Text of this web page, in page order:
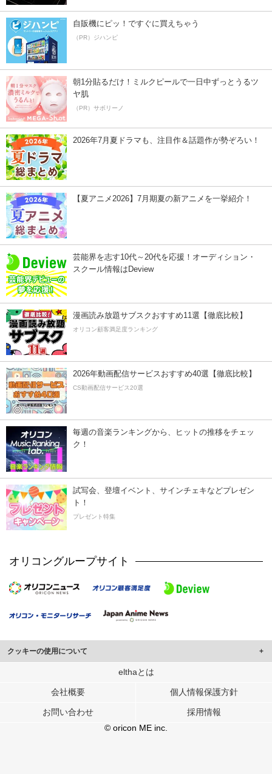
自販機にピッ！ですぐに買えちゃう
（PR）ジハンピ
朝1分貼るだけ！ミルクピールで一日中ずっとうるツ
ヤ肌
（PR）サボリーノ
2026年7月夏ドラマも、注目作＆話題作が勢ぞろい！
【夏アニメ2026】7月期夏の新アニメを一挙紹介！
芸能界を志す10代～20代を応援！オーディション・
スクール情報はDeview
漫画読み放題サブスクおすすめ11選【徹底比較】
オリコン顧客満足度ランキング
2026年動画配信サービスおすすめ40選【徹底比較】
CS動画配信サービス20選
毎週の音楽ランキングから、ヒットの推移をチェッ
ク！
試写会、登壇イベント、サインチェキなどプレゼン
ト！
プレゼント特集
オリコングループサイト
クッキーの使用について
このサイトでは Cookie を使用して、ユーザーに合わせたコンテンツや広告の
行っています。
メディアや広告配信、データ解析の各パートナーに提供しています。
各パートナーは、この情報とユーザーが各パートナーに提供した他の情報や、
ユーザーが各パートナーのサービスを使用したときに収集した他の情報を組み
elthaとは
会社概要 個人情報保護方針
お問い合わせ
採用情報
© oricon ME inc.